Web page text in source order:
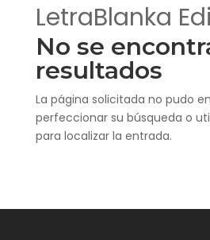
LetraBlanka
No se
resultados
La página solicitada no pudo
perfeccionar su búsqueda o
para localizar la entrada.